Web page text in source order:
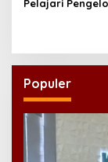
Pelajari
Populer